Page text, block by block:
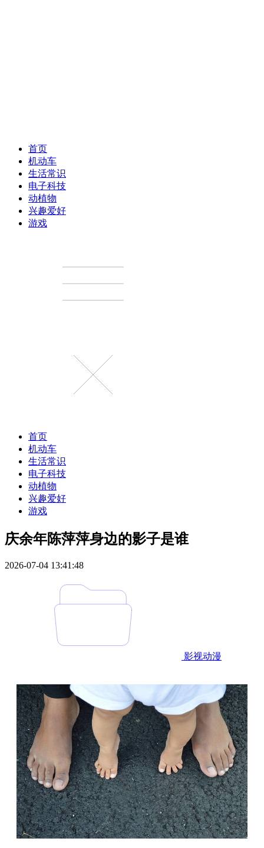
首页
机动车
生活常识
电子科技
动植物
兴趣爱好
游戏
首页
机动车
生活常识
电子科技
动植物
兴趣爱好
游戏
庆余年陈萍萍身边的影子是谁
2026-07-04 13:41:48
影视动漫